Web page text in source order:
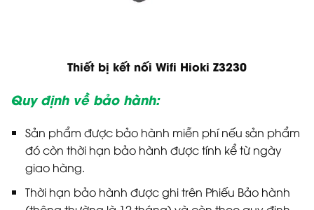
Thiết bị kết nối Wifi Hioki Z3230
Quy định về bảo hành:
Sản phẩm được bảo hành miễn phí nếu sản phẩm
đó còn thời hạn bảo hành được tính kể từ ngày
giao hàng.
Thời hạn bảo hành được ghi trên Phiếu Bảo hành